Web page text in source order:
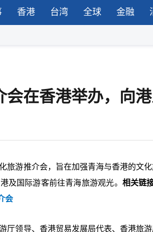
香港 台湾 全球 金融
会在香港举办，向
旅游推介会，旨在加强青海与香港的文
及国际游客前往青海旅游观光。 相关链接
会
厅领导、香港贸易发展局代表、香港旅